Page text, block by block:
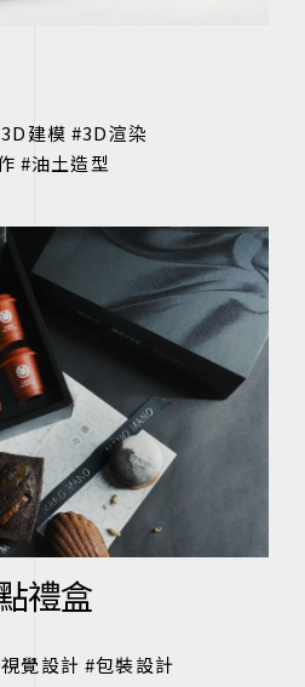
3D建模
3D渲染
油土造型
禮盒
視覺設計 包裝設計